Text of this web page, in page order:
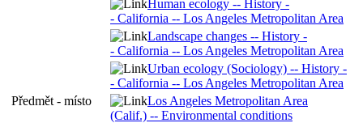
Human ecology -- History -
- California -- Los Angeles Metropolitan Area
Landscape changes -- History -
- California -- Los Angeles Metropolitan Area
Urban ecology (Sociology) -- History -
- California -- Los Angeles Metropolitan Area
Předmět - místo
Los Angeles Metropolitan Area
(Calif.) -- Environmental conditions